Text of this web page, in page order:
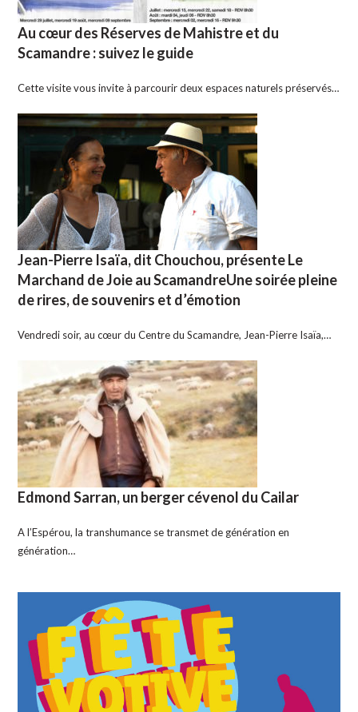
Au cœur des Réserves de Mahistre et du
Scamandre : suivez le guide
Cette visite vous invite à parcourir deux espaces naturels préservés…
Jean-Pierre Isaïa, dit Chouchou, présente Le
Marchand de Joie au ScamandreUne soirée pleine
de rires, de souvenirs et d’émotion
Vendredi soir, au cœur du Centre du Scamandre, Jean-Pierre Isaïa,…
Edmond Sarran, un berger cévenol du Cailar
A l’Espérou, la transhumance se transmet de génération en
génération…